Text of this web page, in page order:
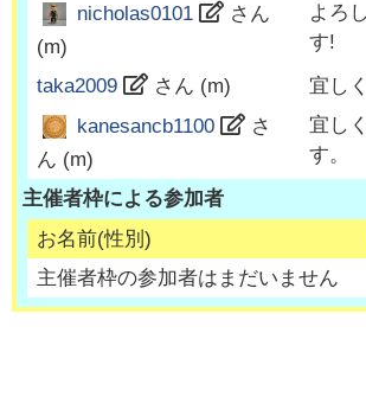
nicholas0101
さん
(m)
よろ
す!
taka2009
さん (m)
宜し
kanesancb1100
さ
ん (m)
宜し
す。
主催者枠による参加者
お名前(性別)
主催者枠の参加者はまだいません